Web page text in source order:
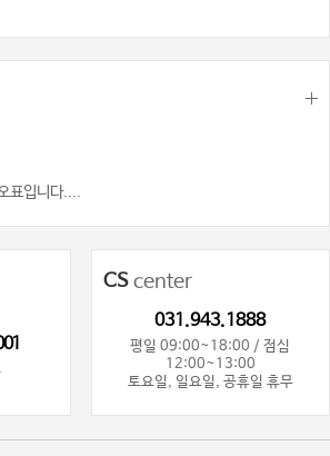
표입니다....
CScenter
031.943.1888
평일 09:00~18:00 / 점심
12:00~13:00
토요일, 일요일, 공휴일 휴무